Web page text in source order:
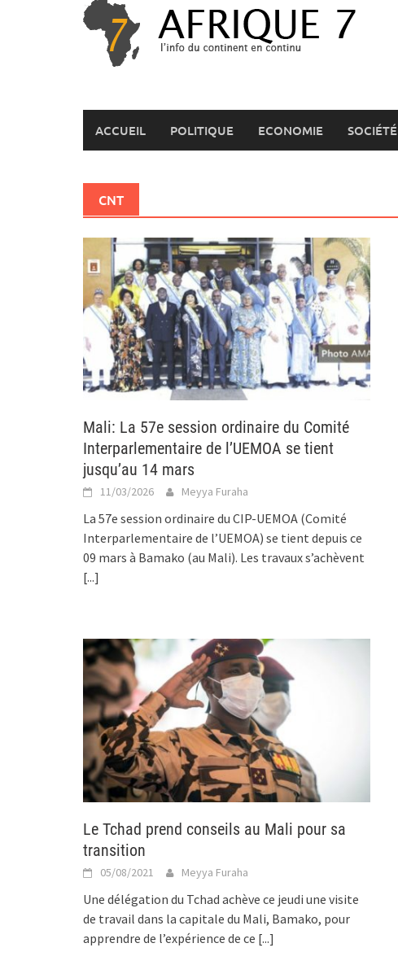
ACCUEIL POLITIQUE ECONOMIE SOCIÉTÉ
CNT
Mali: La 57e session ordinaire du Comité
Interparlementaire de l’UEMOA se tient
jusqu’au 14 mars
11/03/2026 Meyya Furaha
La 57e session ordinaire du CIP-UEMOA (Comité
Interparlementaire de l’UEMOA) se tient depuis ce
09 mars à Bamako (au Mali). Les travaux s’achèvent
[...]
Le Tchad prend conseils au Mali pour sa
transition
05/08/2021 Meyya Furaha
Une délégation du Tchad achève ce jeudi une visite
de travail dans la capitale du Mali, Bamako, pour
apprendre de l’expérience de ce [...]